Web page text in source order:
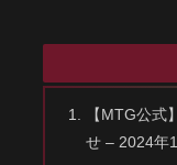
【MTG公
せ – 2024年